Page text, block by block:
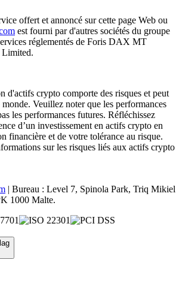
offert et annoncé sur cette page Web ou
est fourni par d'autres sociétés du groupe
réglementés de Foris DAX MT
d'actifs crypto comporte des risques et peut
Veuillez noter que les performances
les performances futures. Réfléchissez
d’un investissement en actifs crypto en
financière et de votre tolérance au risque.
sur les risques liés aux actifs crypto
| Bureau : Level 7, Spinola Park, Triq Mikiel
1000 Malte.